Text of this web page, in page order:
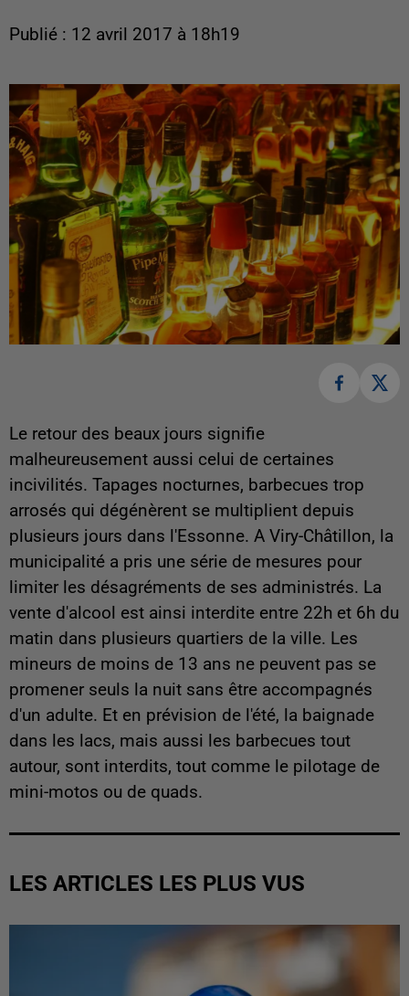
Publié : 12 avril 2017 à 18h19
Le retour des beaux jours signifie
malheureusement aussi celui de certaines
incivilités. Tapages nocturnes, barbecues trop
arrosés qui dégénèrent se multiplient depuis
plusieurs jours dans l'Essonne. A Viry-Châtillon, la
municipalité a pris une série de mesures pour
limiter les désagréments de ses administrés. La
vente d'alcool est ainsi interdite entre 22h et 6h du
matin dans plusieurs quartiers de la ville. Les
mineurs de moins de 13 ans ne peuvent pas se
promener seuls la nuit sans être accompagnés
d'un adulte. Et en prévision de l'été, la baignade
dans les lacs, mais aussi les barbecues tout
autour, sont interdits, tout comme le pilotage de
mini-motos ou de quads.
LES ARTICLES LES PLUS VUS